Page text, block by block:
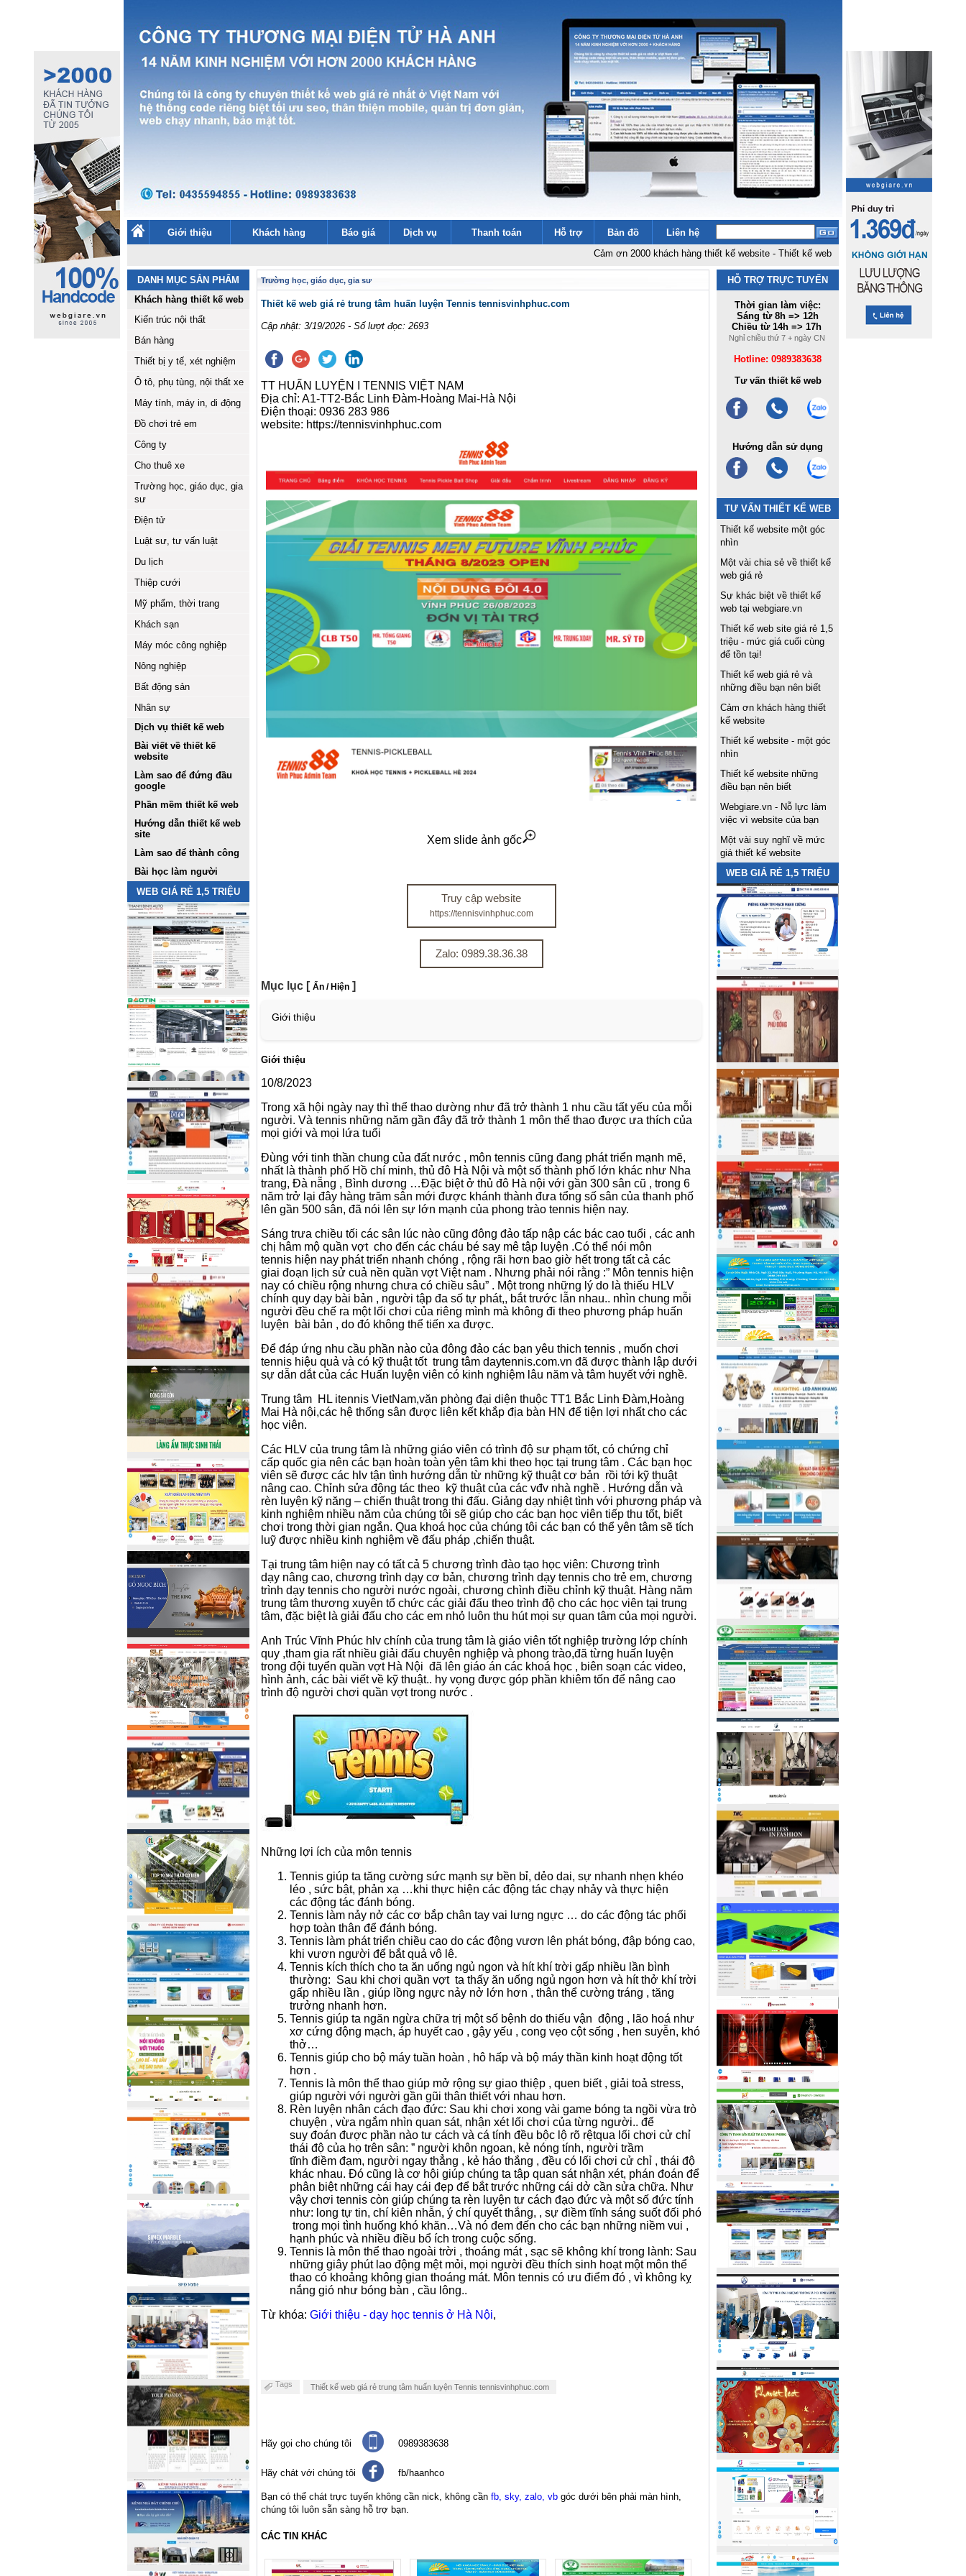
Giới thiệu Khách hàng Báo giá Dịch vụ Thanh toán Hỗ trợ Bản đồ
Liên hệ
Cảm ơn 2000 khách hàng thiết kế website- Thiết kế web siêu rẻ 1,5 tr -Hosting đặt tại fpt không
DANH MỤC SẢN PHẨM
Khách hàng thiết kế web
Kiến trúc nội thất
Bán hàng
Thiết bị y tế, xét nghiệm
Ô tô, phụ tùng, nội thất xe
Máy tính, máy in, di động
Đồ chơi trẻ em
Công ty
Cho thuê xe
Trường học, giáo dục, gia
sư
Điện tử
Luật sư, tư vấn luật
Du lịch
Thiệp cưới
Mỹ phẩm, thời trang
Khách sạn
Máy móc công nghiệp
Nông nghiệp
Bất động sản
Nhân sự
Dịch vụ thiết kế web
Bài viết về thiết kế
website
Làm sao để đứng đầu
google
Phần mềm thiết kế web
Hướng dẫn thiết kế web
site
Làm sao để thành công
Bài học làm người
WEB GIÁ RẺ 1,5 TRIỆU
Trường học, giáo dục, gia sư
Thiết kế web giá rẻ trung tâm huấn luyện Tennis tennisvinhphuc.com
Cập nhật: 3/19/2026 - Số lượt đọc: 2693
TT HUẤN LUYỆN I TENNIS VIỆT NAM
Địa chỉ: A1-TT2-Bắc Linh Đàm-Hoàng Mai-Hà Nội
Điện thoại: 0936 283 986
website: https://tennisvinhphuc.com
Xem slide ảnh gốc
Truy cập website
https://tennisvinhphuc.com
Zalo: 0989.38.36.38
Mục lục [ Ẩn / Hiện ]
Giới thiệu
Giới thiệu
10/8/2023
Trong xã hội ngày nay thì thể thao dường như đã trở thành 1 nhu cầu tất yếu của mỗi
người. Và tennis những năm gần đây đã trở thành 1 môn thể thao được ưa thích của
mọi giới và mọi lứa tuổi
Đùng với tinh thần chung của đất nước , môn tennis cũng đang phát triển mạnh mẽ,
nhất là thành phố Hồ chí minh, thủ đô Hà Nội và một số thành phố lớn khác như Nha
trang, Đà nẵng , Bình dương …Đặc biệt ở thủ đô Hà nội với gần 300 sân cũ , trong 6
năm trở lại đây hàng trăm sân mới được khánh thành đưa tổng số sân của thanh phố
lên gần 500 sân, đã nói lên sự lớn mạnh của phong trào tennis hiện nay.
Sáng trưa chiều tối các sân lúc nào cũng đông đảo tấp nập các bác cao tuổi , các anh
chị hâm mộ quần vợt cho đến các cháu bé say mê tập luyện .Có thể nói môn
tennis hiện nay phát triển nhanh chóng , rộng rãi hơn bao giờ hết trong tất cả các
giai đoạn lịch sử cuả nền quần vợt Việt nam . Nhưng phải nói rằng :” Môn tennis hiện
nay có chiều rộng nhưng chưa có chiều sâu” . Một trong những lý do là thiếu HLV
chính quy dạy bài bản , người tập đa số tự phát,, bắt trước lẫn nhau.. nhìn chung mỗi
người đều chế ra một lối chơi của riêng mình mà không đi theo phương pháp huấn
luyện bài bản , do đó không thể tiến xa được.
Để đáp ứng nhu cầu phần nào của đông đảo các bạn yêu thich tennis , muốn chơi
tennis hiệu quả và có kỹ thuật tốt trung tâm daytennis.com.vn đã được thành lập dưới
sự dẫn dắt của các Huấn luyện viên có kinh nghiệm lâu năm và tâm huyết với nghề.
Trung tâm HL itennis VietNam,văn phòng đại diện thuộc TT1 Bắc Linh Đàm,Hoàng
Mai Hà nội,các hệ thống sân được liên kết khắp địa bàn HN để tiện lợi nhất cho các
học viên.
Các HLV của trung tâm là những giáo viên có trình độ sư phạm tốt, có chứng chỉ
cấp quốc gia nên các bạn hoàn toàn yên tâm khi theo học tại trung tâm . Các bạn học
viên sẽ được các hlv tận tình hướng dẫn từ những kỹ thuật cơ bản rồi tới kỹ thuật
nâng cao. Chỉnh sửa động tác theo kỹ thuật của các vđv nhà nghề . Hướng dẫn và
rèn luyện kỹ năng – chiến thuật trong thi đấu. Giảng dạy nhiệt tình với phương pháp và
kinh nghiệm nhiều năm của chúng tôi sẽ giúp cho các bạn học viên tiếp thu tốt, biết
chơi trong thời gian ngắn. Qua khoá học của chúng tôi các bạn có thể yên tâm sẽ tích
luỹ được nhiều kinh nghiệm về đấu pháp ,chiến thuật.
Tại trung tâm hiện nay có tất cả 5 chương trình đào tạo học viên: Chương trình
dạy nâng cao, chương trình dạy cơ bản, chương trình dạy tennis cho trẻ em, chương
trình dạy tennis cho người nước ngoài, chương chình điều chỉnh kỹ thuật. Hàng năm
trung tâm thương xuyên tổ chức các giải đấu theo trình độ cho các học viên tại trung
tâm, đặc biệt là giải đấu cho các em nhỏ luôn thu hút mọi sự quan tâm của mọi người.
Anh Trúc Vĩnh Phúc hlv chính của trung tâm là giáo viên tốt nghiệp trường lớp chính
quy ,tham gia rất nhiều giải đấu chuyên nghiệp và phong trào,đã từng huấn luyện
trong đội tuyển quần vợt Hà Nội đã lên giáo án các khoá học , biên soạn các video,
hình ảnh, các bài viết về kỹ thuật.. hy vọng được góp phần khiêm tốn để nâng cao
trình độ người chơi quần vợt trong nước .
Những lợi ích của môn tennis
Tennis giúp ta tăng cường sức mạnh sự bền bỉ, dẻo dai, sự nhanh nhẹn khéo
léo , sức bật, phản xạ …khi thực hiện các động tác chạy nhảy và thực hiện
các động tác đánh bóng.
Tennis làm nảy nở các cơ bắp chân tay vai lưng ngực … do các động tác phối
hợp toàn thân để đánh bóng.
Tennis làm phát triển chiều cao do các động vươn lên phát bóng, đập bóng cao,
khi vươn người để bắt quả vô lê.
Tennis kích thích cho ta ăn uống ngủ ngon và hít khí trời gấp nhiều lần bình
thường: Sau khi chơi quần vợt ta thấy ăn uống ngủ ngon hơn và hít thở khí trời
gấp nhiều lần , giúp lồng ngực nảy nở lớn hơn , thân thể cường tráng , tăng
trưởng nhanh hơn.
Tennis giúp ta ngăn ngừa chữa trị một số bệnh do thiếu vận động , lão hoá như
xơ cứng động mạch, áp huyết cao , gậy yếu , cong vẹo cột sống , hen suyễn, khó
thở…
Tennis giúp cho bộ máy tuần hoàn , hô hấp và bộ máy thần kinh hoạt động tốt
hơn .
Tennis là môn thể thao giúp mở rộng sự giao thiệp , quen biết , giải toả stress,
giúp người với người gần gũi thân thiết với nhau hơn.
Rèn luyện nhân cách đạo đức: Sau khi chơi xong vài game bóng ta ngồi vừa trò
chuyện , vừa ngắm nhìn quan sát, nhận xét lối chơi của từng người.. để
suy đoán được phần nào tư cách và cá tính đều bộc lộ rõ rệtqua lối chơi cử chỉ
thái độ của họ trên sân: ” người khôn ngoan, kẻ nóng tính, người trầm
tĩnh điềm đạm, người ngay thẳng , kẻ háo thắng , đều có lối chơi cử chỉ , thái độ
khác nhau. Đó cũng là cơ hội giúp chúng ta tập quan sát nhận xét, phán đoán để
phân biệt những cái hay cái đẹp để bắt trước những cái dở cần sửa chữa. Như
vậy chơi tennis còn giúp chúng ta rèn luyện tư cách đạo đức và một số đức tính
như: long tự tin, chí kiên nhẫn, ý chí quyết thắng, , sự điềm tĩnh sáng suốt đối phó
trong mọi tình huống khó khăn…Và nó đem đến cho các bạn những niềm vui ,
hạnh phúc và nhiều điều bổ ích trong cuộc sống.
Tennis là môn thể thao ngoài trời , thoáng mát , sạc sẽ không khí trong lành: Sau
những giây phút lao động mệt mỏi, mọi người đều thích sinh hoạt một môn thể
thao có khoảng không gian thoáng mát. Môn tennis có ưu điểm đó , vì không kỵ
nắng gió như bóng bàn , cầu lông..
Từ khóa: Giới thiệu - dạy học tennis ở Hà Nội,
Tags Thiết kế web giá rẻ trung tâm huấn luyện Tennis tennisvinhphuc.com
Hãy gọi cho chúng tôi 0989383638
Hãy chát với chúng tôi fb/haanhco
Bạn có thể chát trực tuyến không cần nick, không cần fb, sky, zalo, vb góc dưới bên phải màn hình,
chúng tôi luôn sẵn sàng hỗ trợ bạn.
CÁC TIN KHÁC
HỖ TRỢ TRỰC TUYẾN
Thời gian làm việc:
Sáng từ 8h => 12h
Chiều từ 14h => 17h
Nghỉ chiều thứ 7 + ngày CN
Hotline: 0989383638
Tư vấn thiết kế web
Hướng dẫn sử dụng
TƯ VẤN THIẾT KẾ WEB
Thiết kế website một góc
nhìn
Một vài chia sẻ về thiết kế
web giá rẻ
Sự khác biệt về thiết kế
web tại webgiare.vn
Thiết kế web site giá rẻ 1,5
triệu - mức giá cuối cùng
để tồn tại!
Thiết kế web giá rẻ và
những điều bạn nên biết
Cảm ơn khách hàng thiết
kế website
Thiết kế website - một góc
nhìn
Thiết kế website những
điều bạn nên biết
Webgiare.vn - Nỗ lực làm
việc vì website của bạn
Một vài suy nghĩ về mức
giá thiết kế website
WEB GIÁ RẺ 1,5 TRIỆU